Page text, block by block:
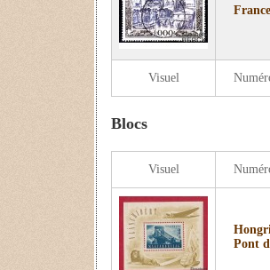
Visuel
Blocs
Visuel
Pont